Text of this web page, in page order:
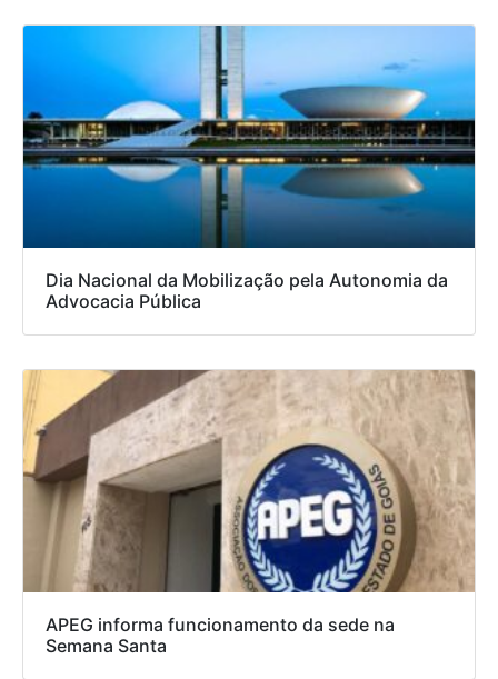
Dia Nacional da Mobilização pela Autonomia da
Advocacia Pública
APEG informa funcionamento da sede na
Semana Santa